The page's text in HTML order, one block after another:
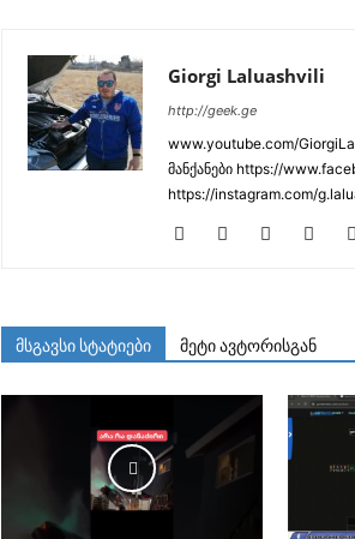
Giorgi Laluashvili
http://geek.ge
www.youtube.com/
მანქანები https://
https://instagram.com/
მსგავსი სტატიები მეტი ავტორისგან